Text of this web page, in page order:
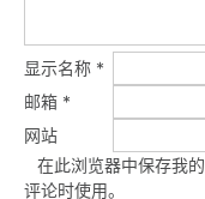
显示名称 *
邮箱 *
网站
在此浏览器中保存我
评论时使用。